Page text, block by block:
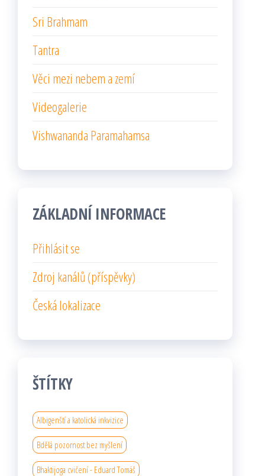
Sri Brahmam
Tantra
Věci mezi nebem a zemí
Videogalerie
Vishwananda Paramahamsa
ZÁKLADNÍ INFORMACE
Přihlásit se
Zdroj kanálů (příspěvky)
Česká lokalizace
ŠTÍTKY
Albigenští a katolická inkvizice
Bdělá pozornost bez myšlení
Bhaktijoga cvičení - Eduard Tomáš